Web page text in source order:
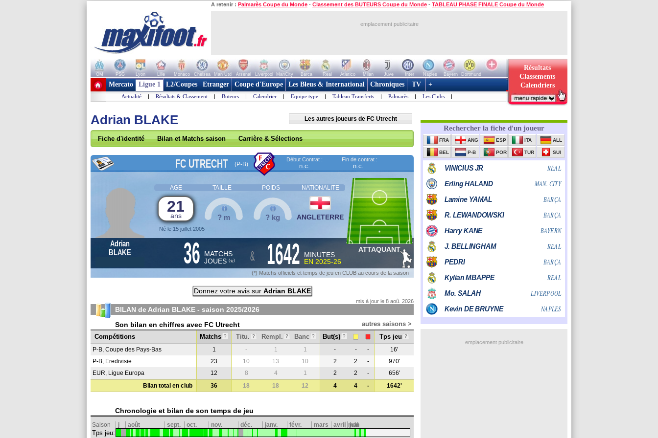
A retenir : Palmarès Coupe du Monde - Classement des BUTEURS Coupe du Monde - TABLEAU PHASE FINALE Coupe du Monde
emplacement publicitaire
OM PSG Lyon Lille Monaco Chelsea Man Utd Arsenal Liverpool ManCity Barca Real Atletico Milan Juve Inter Naples Bayern
Dortmund
+ de clubs
Résultats
Classements
Calendriers
Mercato Ligue 1 L2/Coupes Etranger Coupe d'Europe Les Bleus & International Chroniques TV +
Actualité | Résultats & Classement | Buteurs | Calendrier | Equipe type | Tableau Transferts | Palmarès | Les Clubs |
Adrian BLAKE Les autres joueurs de FC Utrecht
Fiche d'identité Bilan et Matchs saison Carrière & Sélections
FC UTRECHT (P-B)
Début Contrat :
n.c.
Fin de contrat :
n.c.
AGE TAILLE POIDS NATIONALITE
21
ans
Né le 15 juillet 2005
? m ? kg ANGLETERRE
Adrian
BLAKE
36 MATCHS
JOUES (*) & 1642
MINUTES
EN 2025-26
ATTAQUANT
(*) Matchs officiels et temps de jeu en CLUB au cours de la saison
Donnez votre avis sur Adrian BLAKE
mis à jour le 8 aoû. 2026
BILAN de Adrian BLAKE - saison 2025/2026
Son bilan en chiffres avec FC Utrecht
autres saisons >
Compétitions
Matchs ? Titu. ? Rempl. ? Banc ? But(s) ? Tps jeu ?
P-B, Coupe des Pays-Bas 1 - 1 1 - - -
16'
P-B, Eredivisie
23 10 13 10 2 2 -
970'
EUR, Ligue Europa
12 8 4 1 2 2 -
656'
Bilan total en club
36 18 18 12 4 4 - 1642'
Chronologie et bilan de son temps de jeu
Saison j août sept. oct. nov. déc. janv. févr. mars avril mai
juin
Tps jeu:
emplacement publicitaire